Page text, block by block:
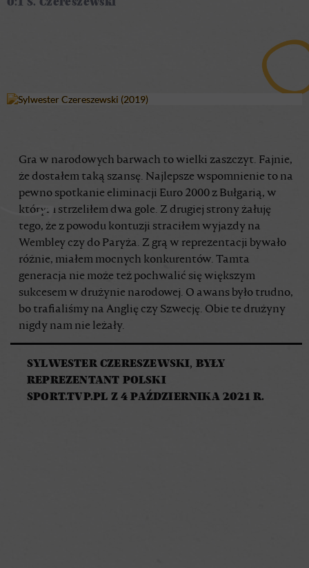
Gra w narodowych barwach to wielki zaszczyt. Fajnie,
że dostałem taką szansę. Najlepsze wspomnienie to na
pewno spotkanie eliminacji Euro 2000 z Bułgarią, w
którym strzeliłem dwa gole. Z drugiej strony żałuję
tego, że z powodu kontuzji straciłem wyjazdy na
Wembley czy do Paryża. Z grą w reprezentacji bywało
różnie, miałem mocnych konkurentów. Tamta
generacja nie może też pochwalić się większym
sukcesem w drużynie narodowej. O awans było trudno,
bo trafialiśmy na Anglię czy Szwecję. Obie te drużyny
nigdy nam nie leżały.
SYLWESTER CZERESZEWSKI, BYŁY
REPREZENTANT POLSKI
SPORT.TVP.PL Z 4 PAŹDZIERNIKA 2021 R.